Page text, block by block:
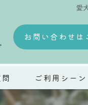
愛
お問い合わせは
ご利用シーン